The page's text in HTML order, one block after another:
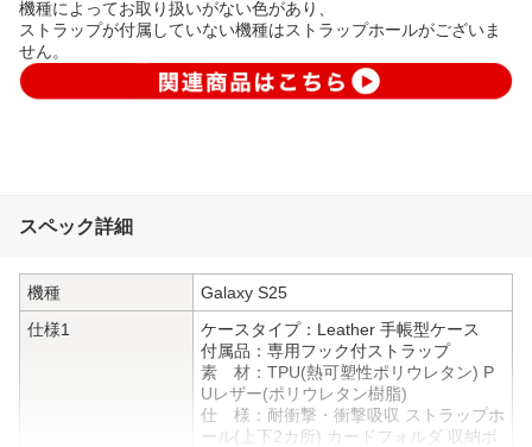
機種によってお取り扱いがない色があり、
ストラップが付属していない機種はストラップホールがございま
せん。
スペック詳細
機種
Galaxy S25
仕様1
ケースタイプ：Leather 手帳型ケース
付属品：専用フック付ストラップ
素 材：TPU(熱可塑性ポリウレタン) P
Uレザー(ポリウレタン樹脂)
仕 様：耐衝撃・衝撃吸収 ストラップホ
ール(上下2カ所) カードフォルダ 収納ポ